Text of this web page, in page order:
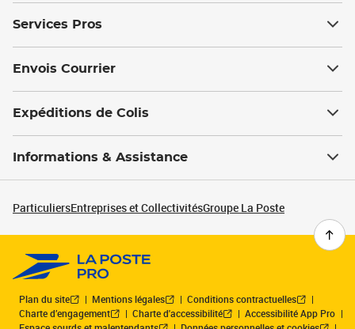
Services Pros
Envois Courrier
Expéditions de Colis
Informations & Assistance
ParticuliersEntreprises et CollectivitésGroupe La Poste
Plan du site Mentions légales
Conditions contractuelles
Charte d’engagement
Charte d'accessibilité
Accessibilité App Pro